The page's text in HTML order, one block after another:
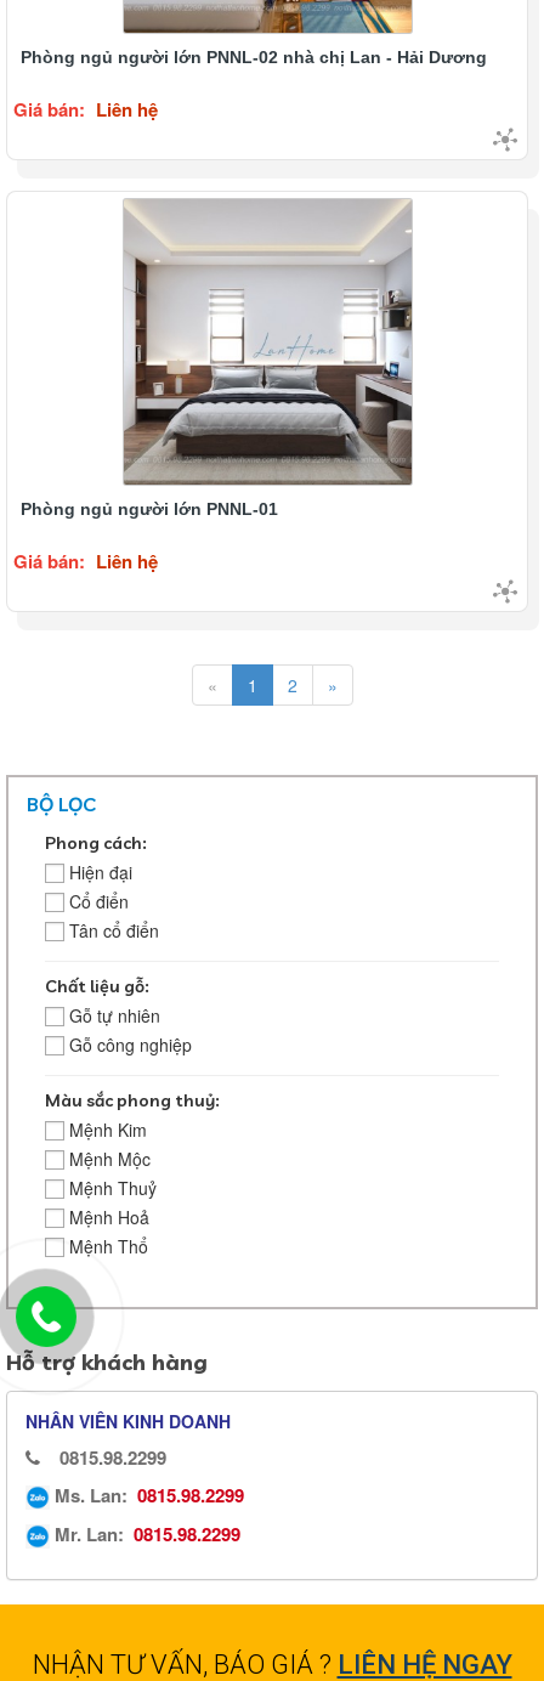
Phòng ngủ người lớn PNNL-02 nhà chị Lan - Hải Dương
Giá bán: Liên hệ
Phòng ngủ người lớn PNNL-01
Giá bán: Liên hệ
« 1 2 »
BỘ LỌC
Phong cách:
Hiện đại
Cổ điển
Tân cổ điển
Chất liệu gỗ:
Gỗ tự nhiên
Gỗ công nghiệp
Màu sắc phong thuỷ:
Mệnh Kim
Mệnh Mộc
Mệnh Thuỷ
Mệnh Hoả
Mệnh Thổ
Hỗ trợ khách hàng
NHÂN VIÊN KINH DOANH
0815.98.2299
Ms. Lan: 0815.98.2299
Mr. Lan: 0815.98.2299
NHẬN TƯ VẤN, BÁO GIÁ ? LIÊN HỆ NGAY